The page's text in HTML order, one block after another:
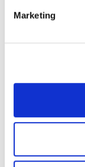
Marketing
Hamburg
Nach der
der Ausbreitung
begegnen. So
unabhängig von
anderem